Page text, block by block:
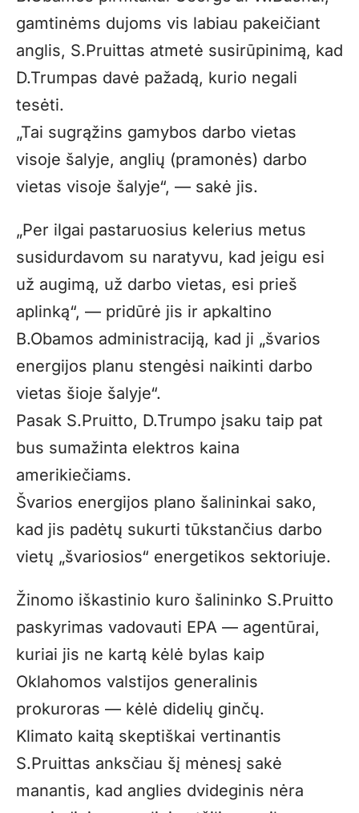
gamtinėms dujoms vis labiau pakeičiant
anglis, S.Pruittas atmetė susirūpinimą, kad
D.Trumpas davė pažadą, kurio negali
tesėti.
„Tai sugrąžins gamybos darbo vietas
visoje šalyje, anglių (pramonės) darbo
vietas visoje šalyje“, — sakė jis.
„Per ilgai pastaruosius kelerius metus
susidurdavom su naratyvu, kad jeigu esi
už augimą, už darbo vietas, esi prieš
aplinką“, — pridūrė jis ir apkaltino
B.Obamos administraciją, kad ji „švarios
energijos planu stengėsi naikinti darbo
vietas šioje šalyje“.
Pasak S.Pruitto, D.Trumpo įsaku taip pat
bus sumažinta elektros kaina
amerikiečiams.
Švarios energijos plano šalininkai sako,
kad jis padėtų sukurti tūkstančius darbo
vietų „švariosios“ energetikos sektoriuje.
Žinomo iškastinio kuro šalininko S.Pruitto
paskyrimas vadovauti EPA — agentūrai,
kuriai jis ne kartą kėlė bylas kaip
Oklahomos valstijos generalinis
prokuroras — kėlė didelių ginčų.
Klimato kaitą skeptiškai vertinantis
S.Pruittas anksčiau šį mėnesį sakė
manantis, kad anglies dvideginis nėra